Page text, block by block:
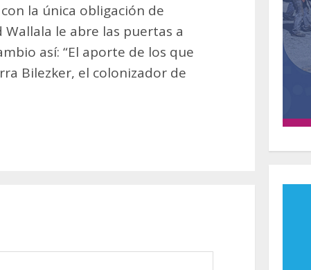
la única obligación de
le abre las puertas a
así: “El aporte de los que
Bilezker, el colonizador de